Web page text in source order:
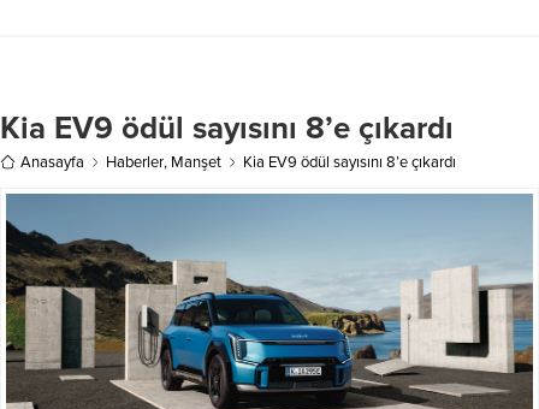
Kia EV9 ödül sayısını 8’e çıkardı
Anasayfa Haberler, Manşet Kia EV9 ödül sayısını 8’e çıkardı